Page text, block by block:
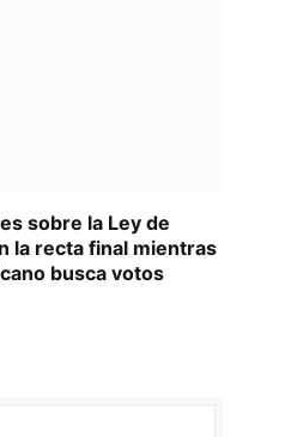
sobre la Ley de
la recta final mientras
busca votos